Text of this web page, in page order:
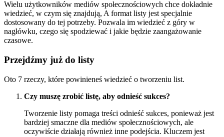
Wielu użytkowników mediów społecznościowych chce dokładnie
wiedzieć, w czym się znajdują, A format listy jest specjalnie
dostosowany do tej potrzeby. Pozwala im wiedzieć z góry w
nagłówku, czego się spodziewać i jakie będzie zaangażowanie
czasowe.
Przejdźmy już do listy
Oto 7 rzeczy, które powinieneś wiedzieć o tworzeniu list.
Czy muszę zrobić listę, aby odnieść sukces?
Tworzenie listy pomaga treści odnieść sukces, ponieważ jest
bardziej smaczne dla mediów społecznościowych, ale
oczywiście działają również inne podejścia. Kluczem jest